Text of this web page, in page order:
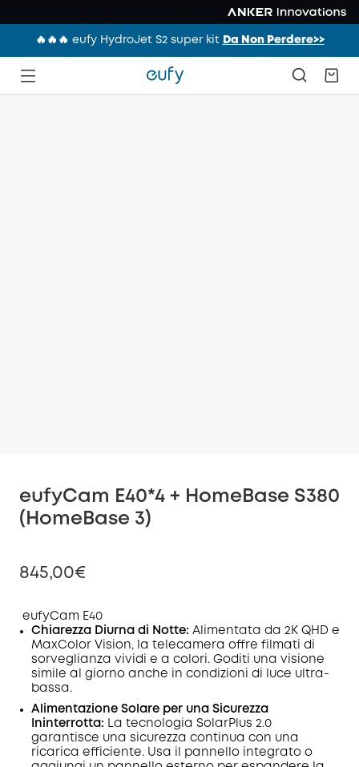
🔥🔥🔥 eufy HydroJet S2 super kit Da Non Perdere>>
eufyCam E40*4 + HomeBase S380
(HomeBase 3)
845,00€
di sconto
Codice :
COPIA
eufyCam E40
Chiarezza Diurna di Notte: Alimentata da 2K QHD e
MaxColor Vision, la telecamera offre filmati di
sorveglianza vividi e a colori. Goditi una visione
simile al giorno anche in condizioni di luce ultra-
bassa.
Alimentazione Solare per una Sicurezza
Ininterrotta: La tecnologia SolarPlus 2.0
garantisce una sicurezza continua con una
ricarica efficiente. Usa il pannello integrato o